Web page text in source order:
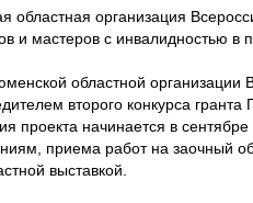
областная организация
и мастеров с инвалидностью в
областной
второго конкурса
проекта начинается в
приема работ на заочный
выставкой.